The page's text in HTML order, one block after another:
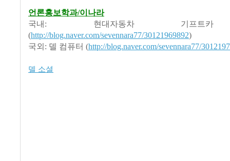
언론홍보학과/이나라
국내: 현대자동차 기프트
(http://blog.naver.com/sevennara77/30121969892)
국외: 델 컴퓨터 (http://blog.naver.com/sevennara77/
델 소셜